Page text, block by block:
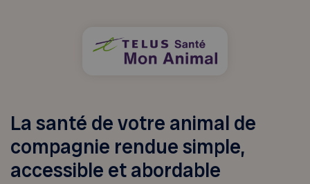
La santé de votre animal de
compagnie rendue simple,
accessible et abordable